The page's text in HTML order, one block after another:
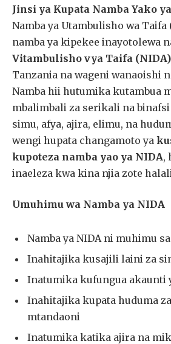
Jinsi ya Kupata Namba Yako
Namba ya Utambulisho wa Taifa
namba ya kipekee inayotolewa
Vitambulisho vya Taifa (NIDA)
Tanzania na wageni wanaoishi
Namba hii hutumika kutambua
mbalimbali za serikali na
simu, afya, ajira, elimu, na
wengi hupata changamoto ya
kupoteza namba yao ya NIDA,
inaeleza kwa kina njia zote
Umuhimu wa Namba ya NIDA
Namba ya NIDA ni muhimu
Inahitajika kusajili laini za
Inatumika kufungua akaunti
Inahitajika kupata huduma
mtandaoni
Inatumika katika ajira na